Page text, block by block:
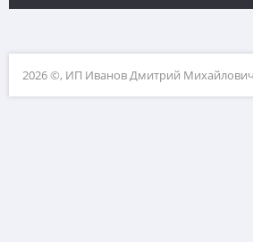
2026 ©, ИП Иванов Дмитрий Михайлович